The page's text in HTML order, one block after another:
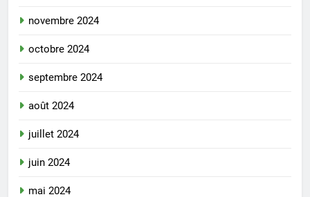
novembre 2024
octobre 2024
septembre 2024
août 2024
juillet 2024
juin 2024
mai 2024